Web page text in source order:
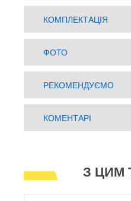
КОМПЛЕКТАЦІЯ
ФОТО
РЕКОМЕНДУЄМО
КОМЕНТАРІ
З ЦИМ